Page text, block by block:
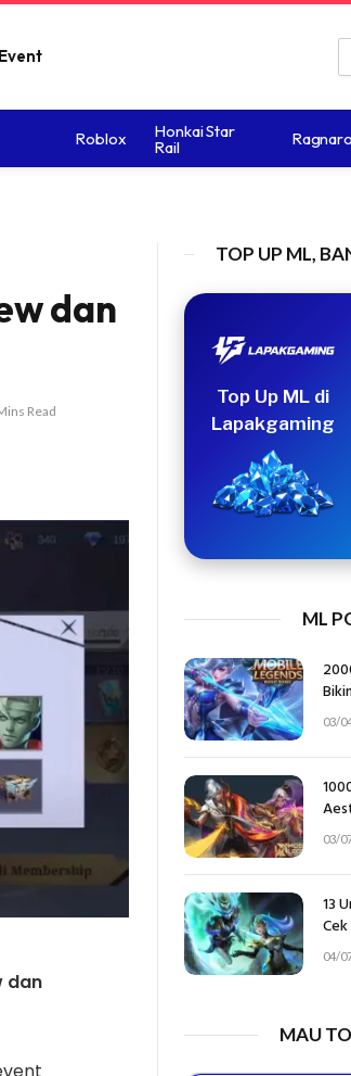
Event
Roblox Honkai Star
Rail
dan
Read
dan
TOP UP ML,
Top Up ML di
Lapakgaming
ML
03/
03/
13
04/
MAU